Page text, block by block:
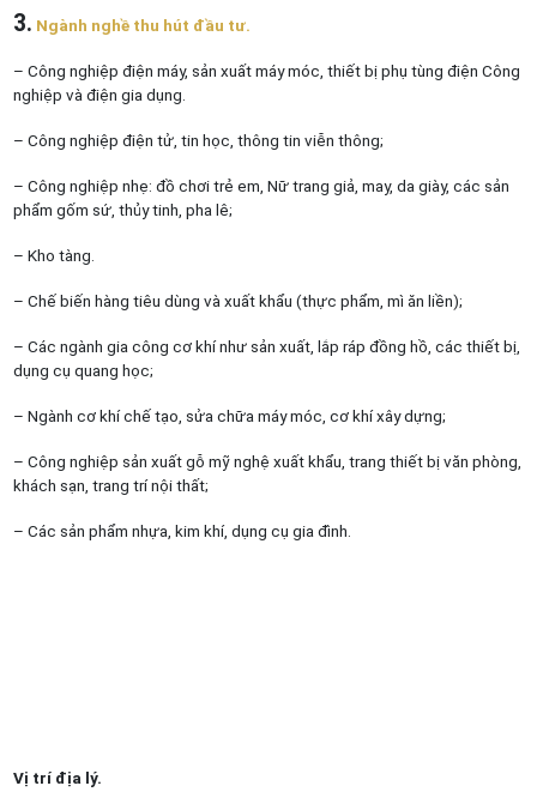
3. Ngành nghề thu hút đầu tư.
– Công nghiệp điện máy, sản xuất máy móc, thiết bị phụ tùng điện Công
nghiệp và điện gia dụng.
– Công nghiệp điện tử, tin học, thông tin viễn thông;
– Công nghiệp nhẹ: đồ chơi trẻ em, Nữ trang giả, may, da giày, các sản
phẩm gốm sứ, thủy tinh, pha lê;
– Kho tàng.
– Chế biến hàng tiêu dùng và xuất khẩu (thực phẩm, mì ăn liền);
– Các ngành gia công cơ khí như sản xuất, lắp ráp đồng hồ, các thiết bị,
dụng cụ quang học;
– Ngành cơ khí chế tạo, sửa chữa máy móc, cơ khí xây dựng;
– Công nghiệp sản xuất gỗ mỹ nghệ xuất khẩu, trang thiết bị văn phòng,
khách sạn, trang trí nội thất;
– Các sản phẩm nhựa, kim khí, dụng cụ gia đình.​
Vị trí địa lý.